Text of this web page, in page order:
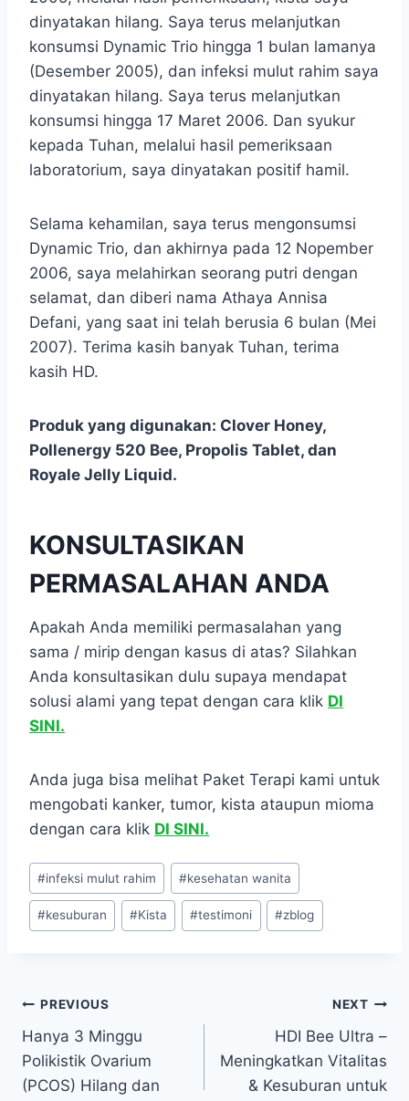
dinyatakan hilang. Saya terus melanjutkan
konsumsi Dynamic Trio hingga 1 bulan lamanya
(Desember 2005), dan infeksi mulut rahim saya
dinyatakan hilang. Saya terus melanjutkan
konsumsi hingga 17 Maret 2006. Dan syukur
kepada Tuhan, melalui hasil pemeriksaan
laboratorium, saya dinyatakan positif hamil.
Selama kehamilan, saya terus mengonsumsi
Dynamic Trio, dan akhirnya pada 12 Nopember
2006, saya melahirkan seorang putri dengan
selamat, dan diberi nama Athaya Annisa
Defani, yang saat ini telah berusia 6 bulan (Mei
2007). Terima kasih banyak Tuhan, terima
kasih HD.
Produk yang digunakan: Clover Honey,
Pollenergy 520 Bee, Propolis Tablet, dan
Royale Jelly Liquid.
KONSULTASIKAN
PERMASALAHAN ANDA
Apakah Anda memiliki permasalahan yang
sama / mirip dengan kasus di atas? Silahkan
Anda konsultasikan dulu supaya mendapat
solusi alami yang tepat dengan cara klik DI
SINI.
Anda juga bisa melihat Paket Terapi kami untuk
mengobati kanker, tumor, kista ataupun mioma
dengan cara klik DI SINI.
Post
Tags:
#infeksi mulut rahim #kesehatan wanita
#kesuburan #Kista #testimoni #zblog
Navigasi
pos
PREVIOUS
Hanya 3 Minggu
Polikistik Ovarium
(PCOS) Hilang dan
NEXT
HDI Bee Ultra –
Meningkatkan Vitalitas
& Kesuburan untuk